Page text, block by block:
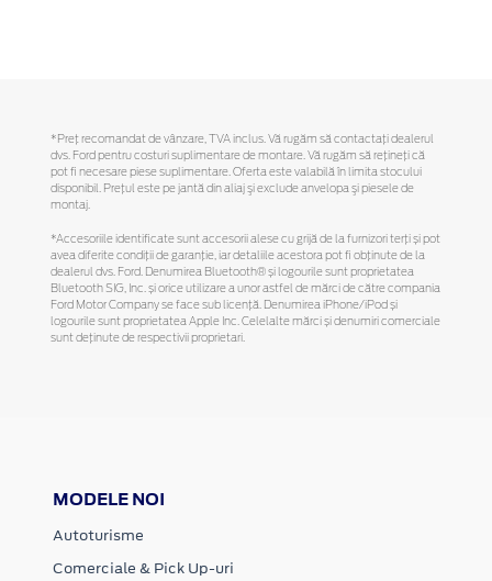
*Preţ recomandat de vânzare, TVA inclus. Vă rugăm să contactaţi dealerul
dvs. Ford pentru costuri suplimentare de montare. Vă rugăm să reţineţi că
pot fi necesare piese suplimentare. Oferta este valabilă în limita stocului
disponibil. Preţul este pe jantă din aliaj şi exclude anvelopa şi piesele de
montaj.
*Accesoriile identificate sunt accesorii alese cu grijă de la furnizori terți și pot
avea diferite condiții de garanție, iar detaliile acestora pot fi obținute de la
dealerul dvs. Ford. Denumirea Bluetooth® și logourile sunt proprietatea
Bluetooth SIG, Inc. și orice utilizare a unor astfel de mărci de către compania
Ford Motor Company se face sub licență. Denumirea iPhone/iPod și
logourile sunt proprietatea Apple Inc. Celelalte mărci și denumiri comerciale
sunt deținute de respectivii proprietari.
MODELE NOI
Autoturisme
Comerciale & Pick Up-uri